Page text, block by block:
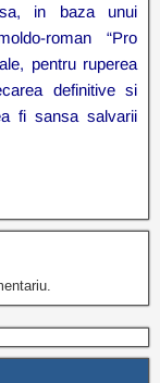
in baza unui
roman “Pro
pentru ruperea
definitive si
fi sansa salvarii